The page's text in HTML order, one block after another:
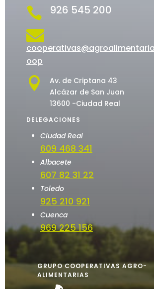
 926 545 200

oop

Av. de Criptana 43
Alcázar de San Juan
13600 -Ciudad Real
DELEGACIONES
Ciudad Real
609 468 341
Albacete
607 82 31 22
Toledo
925 210 921
Cuenca
969 225 156
GRUPO COOPERATIVAS AGRO-
ALIMENTARIAS